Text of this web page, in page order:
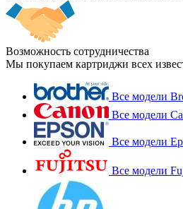
Возможность сотрудничества
Мы покупаем картриджи всех
Все модели
Все модели
Все модели
Все модели